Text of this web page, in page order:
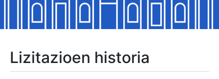
Erakutsi/Ezkutatu
Erakutsi/Ezkutatu
Lizitazioen historia